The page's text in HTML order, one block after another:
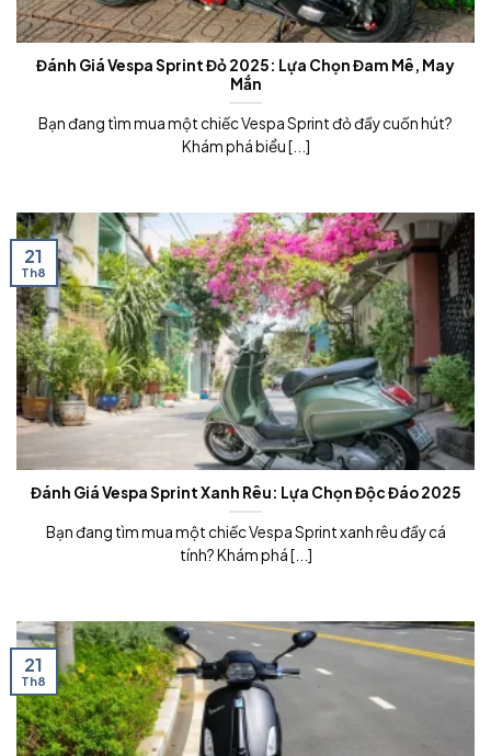
Đánh Giá Vespa Sprint Đỏ 2025: Lựa Chọn Đam Mê, May
Mắn
Bạn đang tìm mua một chiếc Vespa Sprint đỏ đầy cuốn hút?
Khám phá biểu [...]
Đánh Giá Vespa Sprint Xanh Rêu: Lựa Chọn Độc Đáo 2025
Bạn đang tìm mua một chiếc Vespa Sprint xanh rêu đầy cá
tính? Khám phá [...]
21
Th8
21
Th8